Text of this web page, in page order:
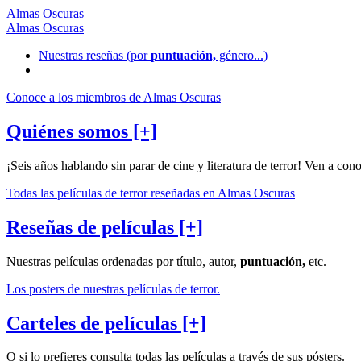
Almas Oscuras
Almas Oscuras
Nuestras reseñas (porpuntuación, género...)
Conoce a los miembros de Almas Oscuras
Quiénes somos [+]
¡Seis años hablando sin parar de cine y literatura de terror! Ven a
Todas las películas de terror reseñadas en Almas Oscuras
Reseñas de películas [+]
Nuestras películas ordenadas por título, autor, puntuación, etc.
Los posters de nuestras películas de terror.
Carteles de películas [+]
O si lo prefieres consulta todas las películas a través de sus pósters.